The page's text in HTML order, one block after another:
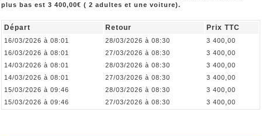
plus bas est 3 400,00€ ( 2 adultes et une voiture).
Départ Retour Prix TTC
16/03/2026 à 08:01 28/03/2026 à 08:30
3 400,00
16/03/2026 à 08:01
27/03/2026 à 08:30
3 400,00
14/03/2026 à 08:01
28/03/2026 à 08:30
3 400,00
14/03/2026 à 08:01
27/03/2026 à 08:30
3 400,00
15/03/2026 à 09:46
28/03/2026 à 08:30
3 400,00
15/03/2026 à 09:46
27/03/2026 à 08:30 3 400,00